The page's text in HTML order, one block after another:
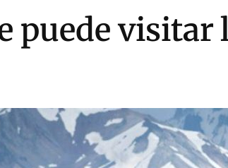
puede visitar